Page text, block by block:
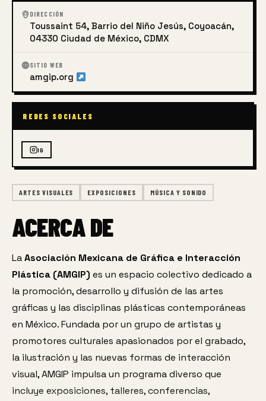
ARTES VISUALES EXPOSICIONES MÚSICA Y SONIDO
ACERCA DE
La Asociación Mexicana de Gráfica e Interacción
Plástica (AMGIP) es un espacio colectivo dedicado a
la promoción, desarrollo y difusión de las artes
gráficas y las disciplinas plásticas contemporáneas
en México. Fundada por un grupo de artistas y
promotores culturales apasionados por el grabado,
la ilustración y las nuevas formas de interacción
visual, AMGIP impulsa un programa diverso que
incluye exposiciones, talleres, conferencias,
DIRECCIÓN
Toussaint 54, Barrio del Niño Jesús, Coyoacán,
04330 Ciudad de México, CDMX
SITIO WEB
amgip.org
REDES SOCIALES
IG